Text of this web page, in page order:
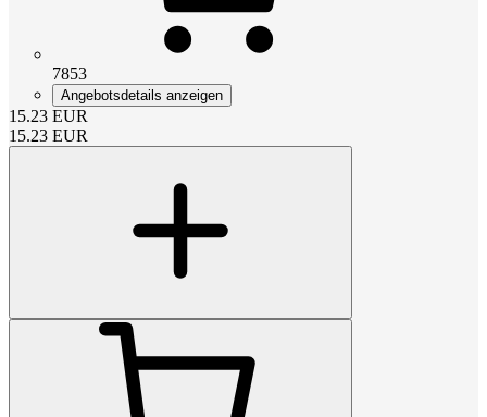
7853
Angebotsdetails anzeigen
15.23 EUR
15.23 EUR